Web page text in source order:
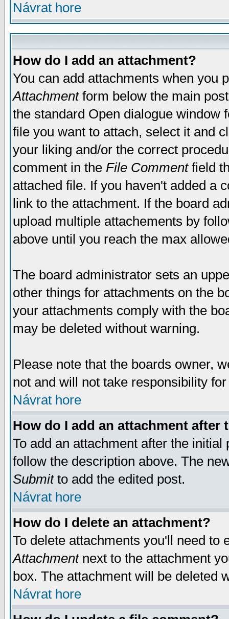
Návrat hore
How do I add an attachment?
You can add attachments when you
Attachmentform below the main
the standard Open dialogue window
file you want to attach, select it and
your liking and/or the correct
comment in the File Commentfield
attached file. If you haven't added a
link to the attachment. If the board
upload multiple attachements by
above until you reach the max
The board administrator sets an
other things for attachments on the
your attachments comply with the
may be deleted without warning.
Please note that the boards owner,
not and will not take responsibility
Návrat hore
How do I add an attachment after
To add an attachment after the
follow the description above. The
Submitto add the edited post.
Návrat hore
How do I delete an attachment?
To delete attachments you'll need
Attachmentnext to the attachment
box. The attachment will be deleted
Návrat hore